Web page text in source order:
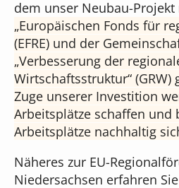
Terminal
Online-Formulare
Cloudversion
Was kostet die App?
Versionshinweise
Chatbot
Verwaltungsassistent
Bildgenerierung
Textbearbeitung
iMikel
Musikschul-App
für Administratoren
Unser Team
Unser Gebäude
dem unser Neubau-
Europäischen Fonds für
(EFRE) und der
„Verbesserung der
Wirtschaftsstruktur“
Zuge unserer Investition
Arbeitsplätze schaffen und
Arbeitsplätze nachhaltig
Näheres zur EU-
Niedersachsen erfahren